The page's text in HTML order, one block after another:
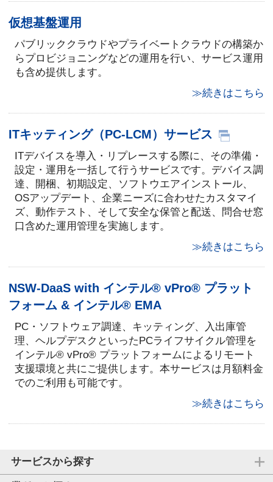
仮想基盤運用
パブリッククラウドやプライベートクラウドの構築か
らプロビジョニングなどの運用を行い、サービス運用
も含め提供します。
≫続きはこちら
ITキッティング（PC-LCM）サービス
ITデバイスを導入・リプレースする際に、その準備・
設定・運用を一括して行うサービスです。デバイス調
達、開梱、初期設定、ソフトウエアインストール、
OSアップデート、企業ニーズに合わせたカスタマイ
ズ、動作テスト、そして安全な保管と配送、問合せ窓
口含めた運用管理を実施します。
≫続きはこちら
NSW-DaaS with インテル® vPro® プラット
フォーム & インテル® EMA
PC・ソフトウェア調達、キッティング、入出庫管
理、ヘルプデスクといったPCライフサイクル管理を
インテル® vPro® プラットフォームによるリモート
支援環境と共にご提供します。本サービスは月額料金
でのご利用も可能です。
≫続きはこちら
サービスから探す